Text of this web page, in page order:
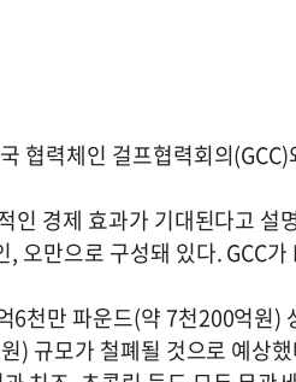
협력체인 걸프협력회의(GCC)
인 경제 효과가 기대된다고 설
오만으로 구성돼 있다. GCC가
6천만 파운드(약 7천200억원)
) 규모가 철폐될 것으로 예상